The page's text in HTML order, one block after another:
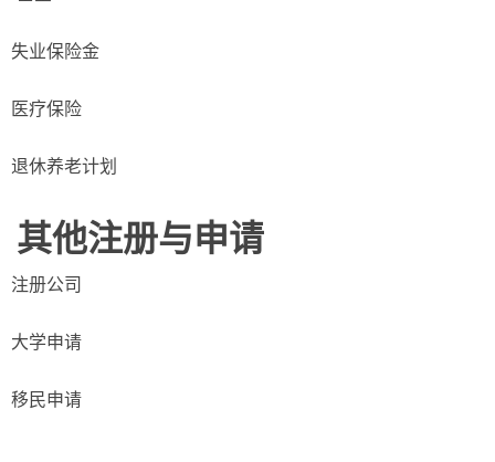
失业保险金
医疗保险
退休养老计划
其他注册与申请
注册公司
大学申请
移民申请